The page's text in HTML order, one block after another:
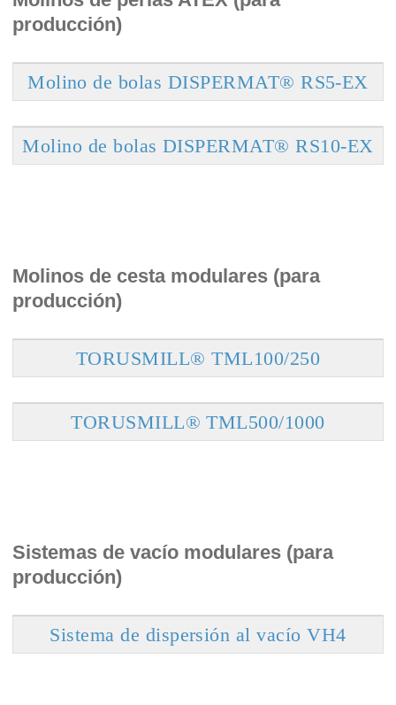
producción)
Molino de bolas DISPERMAT® RS5-EX
Molino de bolas DISPERMAT® RS10-EX
Molinos de cesta modulares (para
producción)
TORUSMILL® TML100/250
TORUSMILL® TML500/1000
Sistemas de vacío modulares (para
producción)
Sistema de dispersión al vacío VH4